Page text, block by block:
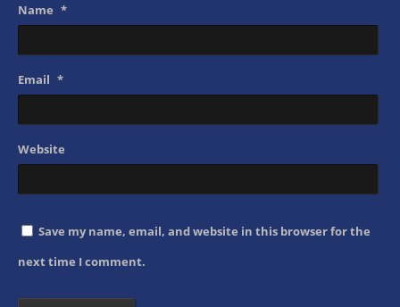
Name *
Email *
Website
Save my name, email, and website in this browser for the
next time I comment.